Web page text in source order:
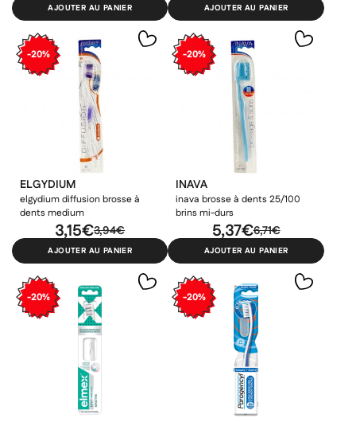
AJOUTER AU PANIER AJOUTER AU PANIER
-20%
ELGYDIUM
elgydium diffusion brosse à
dents medium
3,94€
3,15€
AJOUTER AU PANIER
-20%
INAVA
inava brosse à dents 25/100
brins mi-durs
6,71€
5,37€
AJOUTER AU PANIER
-20% -20%